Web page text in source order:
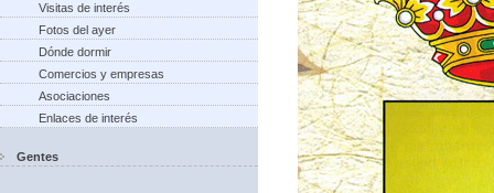
Visitas de interés
Fotos del ayer
Dónde dormir
Comercios y empresas
Asociaciones
Enlaces de interés
Gentes